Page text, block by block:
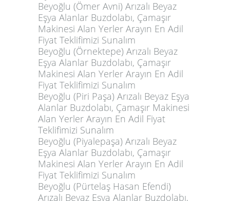
Beyoğlu (Ömer Avni) Arızalı Beyaz
Eşya Alanlar Buzdolabı, Çamaşır
Makinesi Alan Yerler Arayın En Adil
Fiyat Teklifimizi Sunalım
Beyoğlu (Örnektepe) Arızalı Beyaz
Eşya Alanlar Buzdolabı, Çamaşır
Makinesi Alan Yerler Arayın En Adil
Fiyat Teklifimizi Sunalım
Beyoğlu (Piri Paşa) Arızalı Beyaz Eşya
Alanlar Buzdolabı, Çamaşır Makinesi
Alan Yerler Arayın En Adil Fiyat
Teklifimizi Sunalım
Beyoğlu (Piyalepaşa) Arızalı Beyaz
Eşya Alanlar Buzdolabı, Çamaşır
Makinesi Alan Yerler Arayın En Adil
Fiyat Teklifimizi Sunalım
Beyoğlu (Pürtelaş Hasan Efendi)
Arızalı Beyaz Eşya Alanlar Buzdolabı,